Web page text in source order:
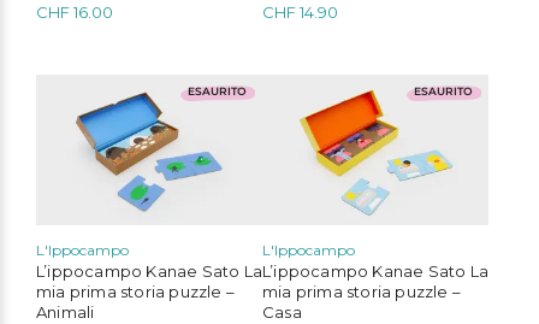
CHF16.00
CHF14.90
ESAURITO
L'Ippocampo
L’ippocampo Kanae Sato La
mia prima storia puzzle –
Animali
ESAURITO
L'Ippocampo
L’ippocampo Kanae Sato La
mia prima storia puzzle –
Casa